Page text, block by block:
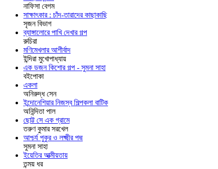
নাফিসা বেগম
সাক্ষাৎকার : চাঁদ-তারাদের কাছাকাছি
সৃজন বিভাগ
ব্যাঙ্গালোরে পাখি দেখার গল্প
রুচিরা
মণিমেখলার আশীর্বাদ
ইন্দিরা মুখোপাধ্যায়
এক ডজন কিশোর গল্প - সুমনা সাহা
বইপোকা
একলা
অনিরুদ্ধ সেন
ইন্দোনেশিয়ার নিজস্ব শিল্পকলা বাটিক
অনিন্দিতা পাল
ছোট্ট সে এক গ্রামে
তরুণ কুমার সরখেল
আশ্চর্য পুকুর ও লক্ষ্মীর পদ্ম
সুমনা সাহা
ইয়েতির আত্মীয়তায়
তন্ময় ধর